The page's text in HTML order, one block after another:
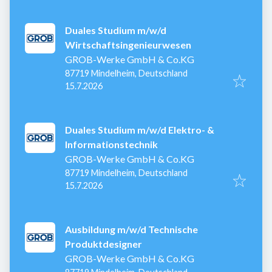
Duales Studium m/w/d
Wirtschaftsingenieurwesen
GROB-Werke GmbH & Co.KG
87719 Mindelheim, Deutschland
Veröffentlicht
15.7.2026
Duales Studium m/w/d Elektro- &
Informationstechnik
GROB-Werke GmbH & Co.KG
87719 Mindelheim, Deutschland
Veröffentlicht
15.7.2026
Ausbildung m/w/d Technische
Produktdesigner
GROB-Werke GmbH & Co.KG